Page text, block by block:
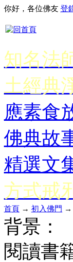
你好，各位佛友 登
知名法
土經典
應素食
佛典故
精選文
方式戒
首頁 → 初入佛門 →
背景：
閱讀書